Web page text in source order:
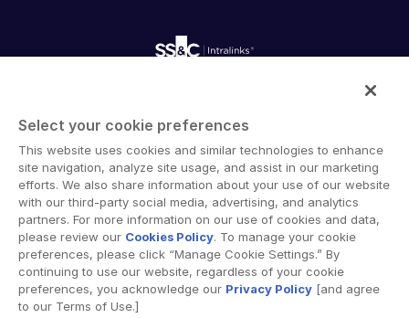
soluciones de intercambio de documentos en línea que
permiten la colaboración empresarial a través de
fronteras organizacionales, corporativas y geográficas.
La plataforma segura de Intralinks proporciona
herramientas para sincronización de archivos, intercambio
seguro de documentos, espacios de trabajo
colaborativos y soluciones de salas de datos virtuales
(VDR).
Select your cookie preferences
This website uses cookies and similar technologies to enhance
site navigation, analyze site usage, and assist in our marketing
efforts. We also share information about your use of our website
with our third-party social media, advertising, and analytics
partners. For more information on our use of cookies and data,
please review our Cookies Policy. To manage your cookie
preferences, please click “Manage Cookie Settings.” By
continuing to use our website, regardless of your cookie
preferences, you acknowledge our Privacy Policy [and agree
to our Terms of Use.]